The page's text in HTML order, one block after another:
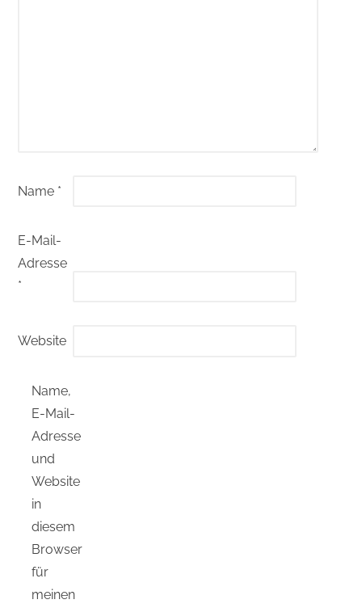
Name *
E-Mail-
Adresse
*
Website
Name,
E-Mail-
Adresse
und
Website
in
diesem
Browser
für
meinen